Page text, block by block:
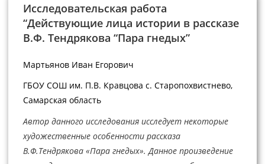
Исследовательская работа
“Действующие лица истории в рассказе
В.Ф. Тендрякова “Пара гнедых”
Мартьянов Иван Егорович
ГБОУ СОШ им. П.В. Кравцова с. Старопохвистнево,
Самарская область
Автор данного исследования исследует некоторые
художественные особенности рассказа
В.Ф.Тендрякова «Пара гнедых». Данное произведение